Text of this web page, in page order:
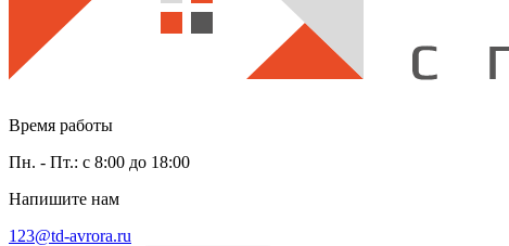
Время работы
Пн. - Пт.: с 8:00 до 18:00
Напишите нам
123@td-avrora.ru